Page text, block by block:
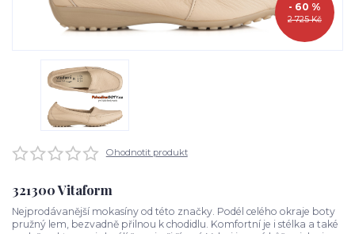
2 725 Kč
- 60 %
Ohodnotit produkt
321300 Vitaform
Nejprodávanější mokasíny od této značky. Podél celého okraje boty
pružný lem, bezvadně přilnou k chodidlu. Komfortní je i stélka a také